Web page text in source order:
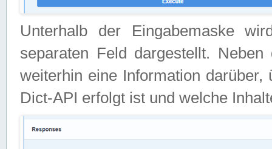
Unterhalb der Eingabemaske
separaten Feld dargestellt.
weiterhin eine Information
Dict-API erfolgt ist und welche